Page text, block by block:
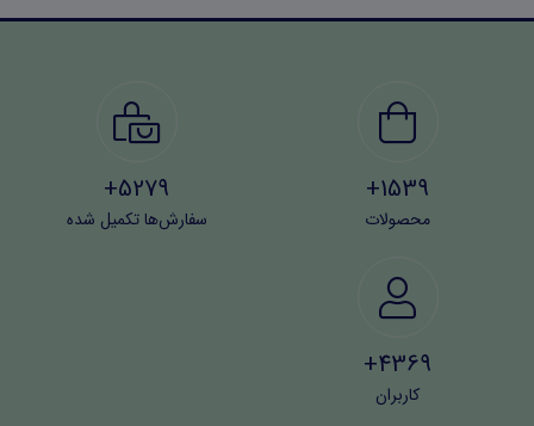
1539+
محصولات
5279+
سفارش‌ها تکمیل شده
4369+
کاربران